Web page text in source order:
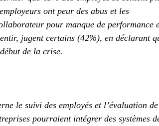
ont peur des abus et les
pour manque de performance
jugent certains (42%), en déclarant
de la crise.
le suivi des employés et l’évaluation de
pourraient intégrer des systèmes